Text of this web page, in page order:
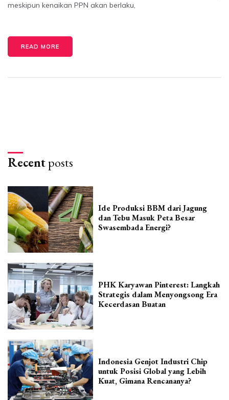
meskipun kenaikan PPN akan berlaku,
READ MORE
Recentposts
Ide Produksi BBM dari Jagung
dan Tebu Masuk Peta Besar
Swasembada Energi?
PHK Karyawan Pinterest: Langkah
Strategis dalam Menyongsong Era
Kecerdasan Buatan
Indonesia Genjot Industri Chip
untuk Posisi Global yang Lebih
Kuat, Gimana Rencananya?